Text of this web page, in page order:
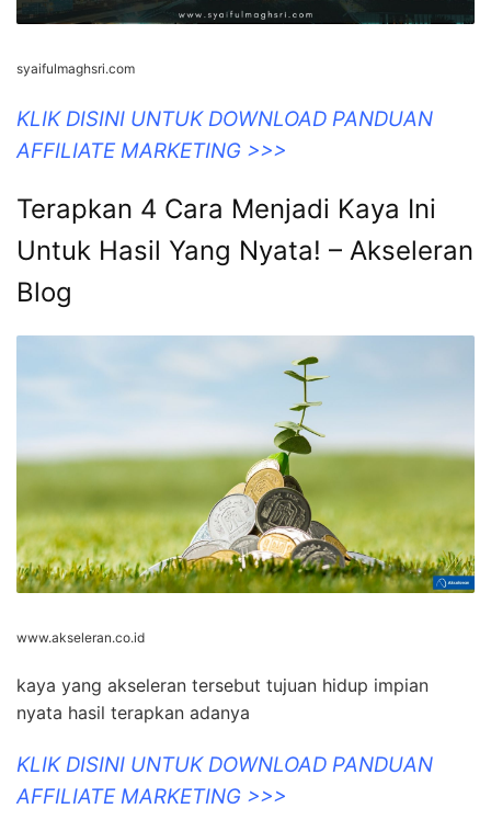
syaifulmaghsri.com
KLIK DISINI UNTUK DOWNLOAD PANDUAN
AFFILIATE MARKETING >>>
Terapkan 4 Cara Menjadi Kaya Ini
Untuk Hasil Yang Nyata! – Akseleran
Blog
www.akseleran.co.id
kaya yang akseleran tersebut tujuan hidup impian
nyata hasil terapkan adanya
KLIK DISINI UNTUK DOWNLOAD PANDUAN
AFFILIATE MARKETING >>>